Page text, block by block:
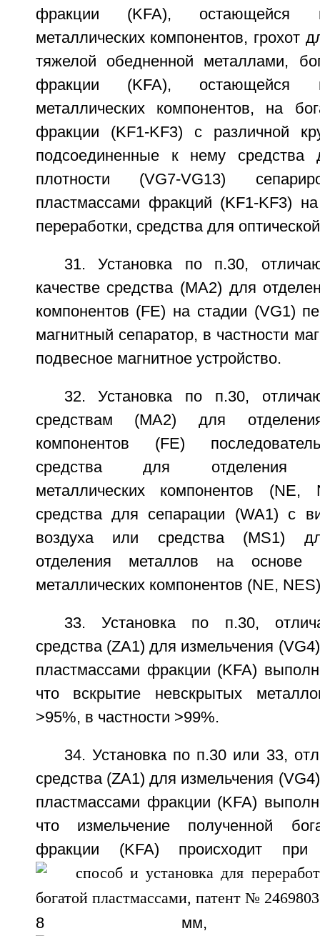
фракции (KFA), остающейся
металлических компонентов, грохот
тяжелой обедненной металлами,
фракции (KFA), остающейся
металлических компонентов, на
фракции (KF1-KF3) с различной
подсоединенные к нему средства
плотности (VG7-VG13)
пластмассами фракций (KF1-KF3)
переработки, средства для
31. Установка по п.30,
качестве средства (МА2) для
компонентов (FE) на стадии (VG1)
магнитный сепаратор, в частности
подвесное магнитное устройство.
32. Установка по п.30,
средствам (МА2) для
компонентов (FE)
средства для отделения
металлических компонентов (NE,
средства для сепарации (WA1) с
воздуха или средства (MS1)
отделения металлов на основе
металлических компонентов (NE,
33. Установка по п.30,
средства (ZA1) для измельчения
пластмассами фракции (KFA)
что вскрытие невскрытых
>95%, в частности >99%.
34. Установка по п.30 или 33,
средства (ZA1) для измельчения
пластмассами фракции (KFA)
что измельчение полученной
фракции (KFA) происходит при
8 мм,